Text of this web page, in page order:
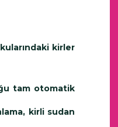
kirler
tam otomatik
kirli sudan